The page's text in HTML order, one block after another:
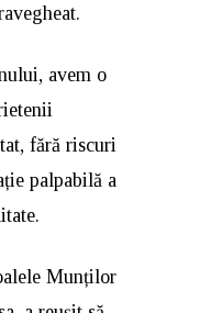
avem o
fără riscuri
palpabilă a
Munților